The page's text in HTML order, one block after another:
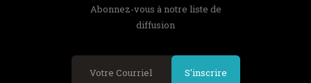
Abonnez-vous à notre liste de
diffusion
S'inscrire